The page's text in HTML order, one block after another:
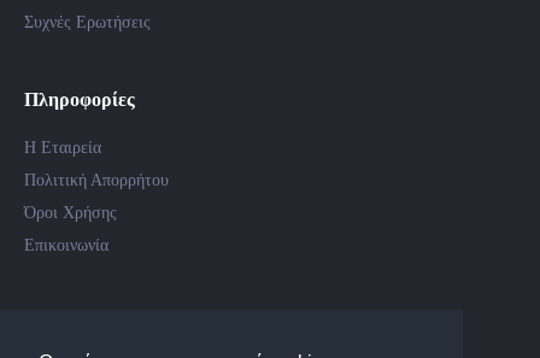
Συχνές Ερωτήσεις
Πληροφορίες
Η Εταιρεία
Πολιτική Απορρήτου
Όροι Χρήσης
Επικοινωνία